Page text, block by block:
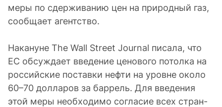
меры по сдерживанию цен на природный газ,
сообщает агентство.
Накануне The Wall Street Journal писала, что
ЕС обсуждает введение ценового потолка на
российские поставки нефти на уровне около
60–70 долларов за баррель. Для введения
этой меры необходимо согласие всех стран-